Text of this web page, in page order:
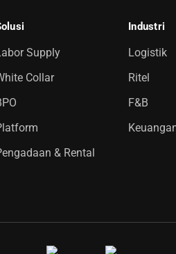
Supply
Collar
& Rental
Industri
Logistik
Ritel
F&B